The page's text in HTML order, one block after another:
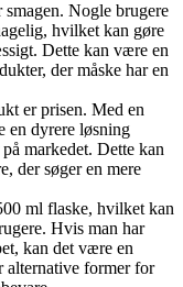
Nogle brugere
hvilket kan gøre
Dette kan være en
der måske har en
er prisen. Med en
en dyrere løsning
markedet. Dette kan
der søger en mere
ml flaske, hvilket kan
Hvis man har
kan det være en
alternative former for